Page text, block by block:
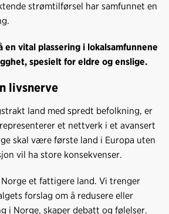
strømtilførsel har samfunnet en
en vital plassering i lokalsamfunnene
spesielt for eldre og enslige.
livsnerve
land med spredt befolkning, er
et nettverk i et avansert
skal være første land i Europa uten
vil ha store konsekvenser.
et fattigere land. Vi trenger
forslag om å redusere eller
i Norge, skaper debatt og følelser.